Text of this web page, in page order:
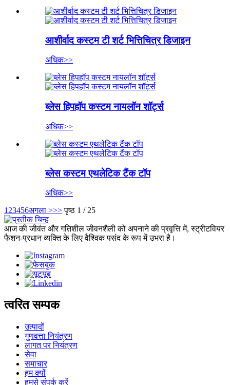
आशीर्वाद कस्टम टी शर्ट भित्तिचित्र डिजाइन​
अधिक>>
ब्लेस हिपहॉप कस्टम नायलॉन शॉर्ट्स
अधिक>>
ब्लेस कस्टम एथलेटिक टैंक टॉप
अधिक>>
1 23456अगला >>> पृष्ठ 1 / 25
आज की जीवंत और गतिशील जीवनशैली को अपनाने की प्रवृत्ति में, स्ट्रीटवियर
फैशन-प्रधान व्यक्ति के लिए वैश्विक पसंद के रूप में उभरा है।
त्वरित सम्पक
उत्पादों
गुणवत्ता नियंत्रण
लागत पर नियंत्रण
सेवा
समाचार
हम क्यों
हमसे संपर्क करें